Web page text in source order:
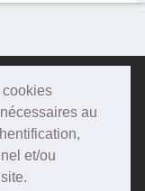
cookies
au
et/ou